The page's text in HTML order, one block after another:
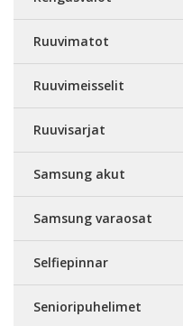
Ruuvimatot
Ruuvimeisselit
Ruuvisarjat
Samsung akut
Samsung varaosat
Selfiepinnar
Senioripuhelimet